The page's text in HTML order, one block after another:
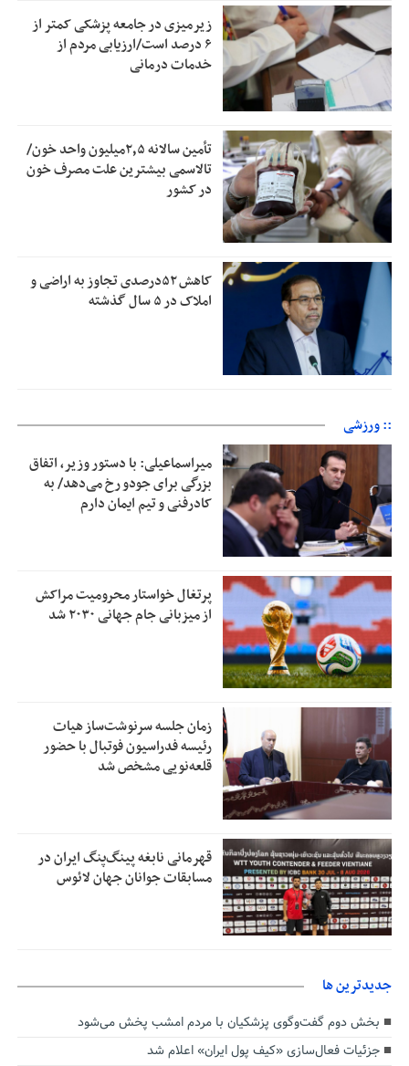
زیرمیزی در جامعه پزشکی کمتر از
۶ درصد است/ارزیابی مردم از
خدمات درمانی
تأمین سالانه ۲٫۵میلیون واحد خون/
تالاسمی بیشترین علت مصرف‌ خون
در کشور
کاهش ۵۲درصدی تجاوز به اراضی و
املاک در ۵ سال گذشته
:: ورزشی
میراسماعیلی: با دستور وزیر، اتفاق
بزرگی برای جودو رخ می‌دهد/ به
کادرفنی و تیم ایمان دارم
پرتغال خواستار محرومیت مراکش
از میزبانی جام جهانی ۲۰۳۰ شد
زمان جلسه سرنوشت‌ساز هیات
رئیسه فدراسیون فوتبال با حضور
قلعه‌نویی مشخص شد
قهرمانی نابغه پینگ‌پنگ ایران در
مسابقات جوانان جهان لائوس
جديدترين ها
بخش دوم گفت‌وگوی پزشکیان با مردم امشب پخش می‌شود
جزئیات فعال‌سازی «کیف پول ایران» اعلام شد